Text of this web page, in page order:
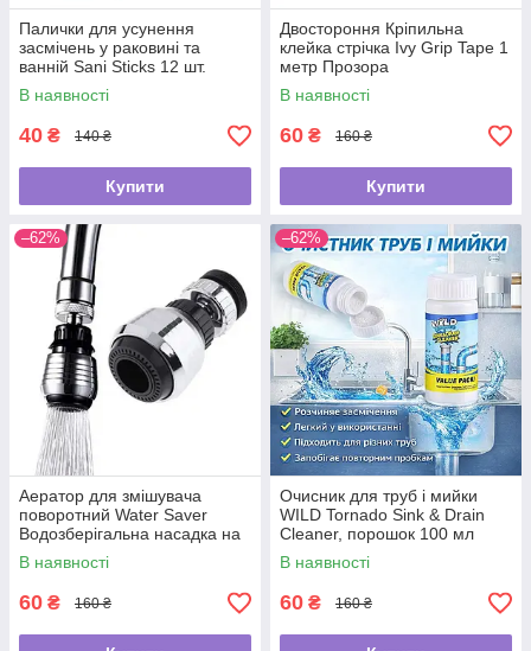
Палички для усунення
засмічень у раковині та
ванній Sani Sticks 12 шт.
В наявності
40 ₴ 140 ₴
Купити
Двостороння Кріпильна
клейка стрічка Ivy Grip Tape 1
метр Прозора
В наявності
60 ₴ 160 ₴
Купити
–62%
Аератор для змішувача
поворотний Water Saver
Водозберігальна насадка на
кран
В наявності
60 ₴ 160 ₴
–62%
Очисник для труб і мийки
WILD Tornado Sink & Drain
Cleaner, порошок 100 мл
В наявності
60 ₴ 160 ₴